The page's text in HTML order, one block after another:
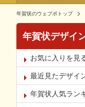
年賀状のウェブポトップ
年賀状デザイ
お気に入りを見
最近見たデザイ
年賀状人気ラン